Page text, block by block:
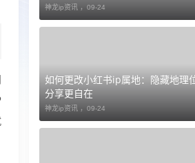
神龙ip资讯 ， 09-24
如何更改小红书ip属地：隐藏地理
分享更自在
神龙ip资讯 ， 09-24